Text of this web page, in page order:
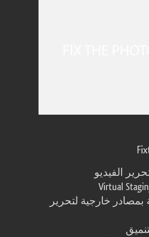
الفيديو
Virtual
بمصادر خارجية لتحرير